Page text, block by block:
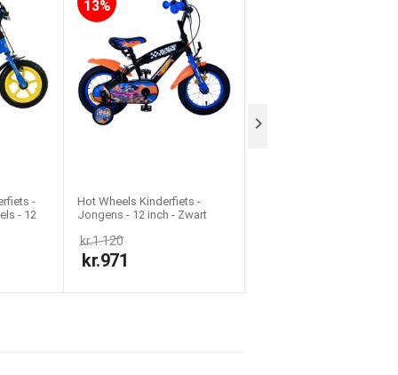
-
- 12
13%
Hot Wheels Kinderfiets -
Jongens - 12 inch - Zwart
handremmen
kr.1.120
kr.971
